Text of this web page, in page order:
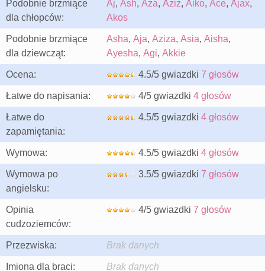
Podobnie brzmiące
dla chłopców:
Aj, Ash, Aza, Aziz, Aiko, Ace, Ajax,
Akos
Podobnie brzmiące
dla dziewcząt:
Asha, Aja, Aziza, Asia, Aisha,
Ayesha, Agi, Akkie
Ocena: 4.5/5 gwiazdki 7 głosów
Łatwe do napisania: 4/5 gwiazdki 4 głosów
Łatwe do
zapamiętania:
4.5/5 gwiazdki 4 głosów
Wymowa: 4.5/5 gwiazdki 4 głosów
Wymowa po
angielsku:
3.5/5 gwiazdki 7 głosów
Opinia
cudzoziemców:
4/5 gwiazdki 7 głosów
Przezwiska: Brak danych
Imiona dla braci: Brak danych